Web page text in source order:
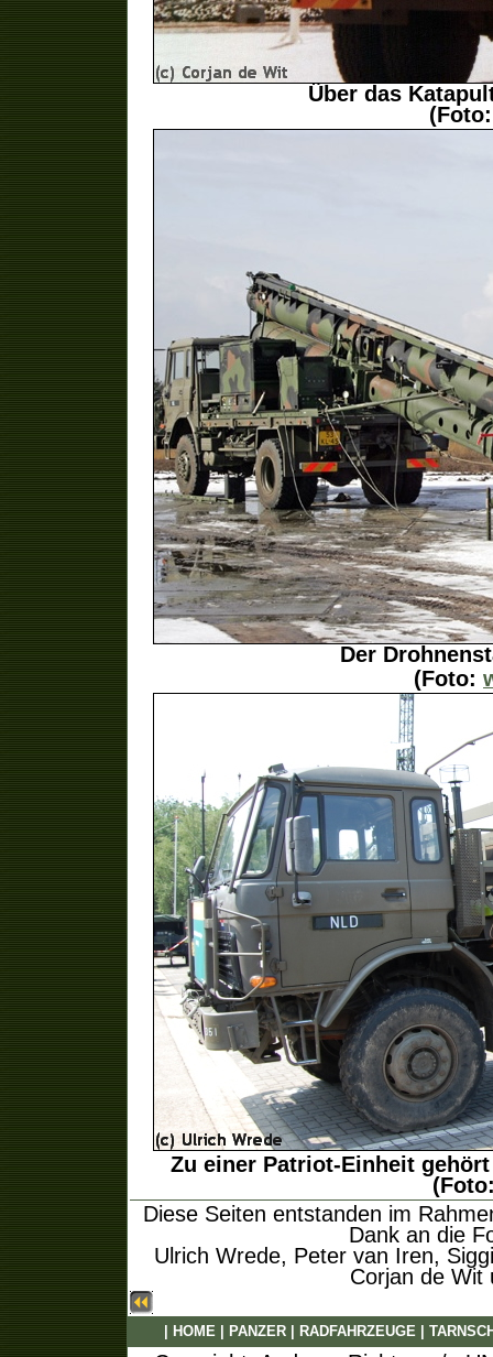
Über das
Der
(Foto:
Zu einer Patriot-Einheit
Diese Seiten entstanden im
Dank an die
Ulrich Wrede, Peter van Iren,
Corjan de Wit
HOME PANZER RADFAHRZEUGE